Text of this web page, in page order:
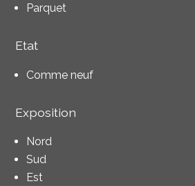
Parquet
Etat
Comme neuf
Exposition
Nord
Sud
Est